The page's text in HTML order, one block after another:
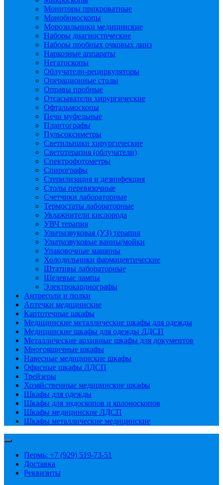
Мониторы прикроватные
Монобиноскопы
Морозильники медицинские
Наборы диагностические
Наборы пробных очковых линз
Наркозные аппараты
Негатоскопы
Облучатели-рециркуляторы
Операционные столы
Оправы пробные
Отсасыватели хирургические
Офтальмоскопы
Печи муфельные
Плантографы
Пульсоксиметры
Светильники хирургические
Светотерапия (облучатели)
Спектрофотометры
Спирографы
Стерилизация и дезинфекция
Столы перевязочные
Счетчики лабораторные
Термостаты лабораторные
Увлажнители кислорода
УВЧ терапия
Ультразвуковая (УЗ) терапия
Ультразвуковые ванны/мойки
Упаковочные машины
Холодильники фармацевтические
Штативы лабораторные
Щелевые лампы
Электрокардиографы
Антресоли и полки
Аптечки медицинские
Картотечные шкафы
Медицинские металлические шкафы для одежды
Медицинские шкафы для одежды ЛДСП
Металлические архивные шкафы для документов
Многоящичные шкафы
Навесные медицинские шкафы
Офисные шкафы ЛДСП
Трейзеры
Хозяйственные медицинские шкафы
Шкафы для одежды
Шкафы для эндоскопов и колоноскопов
Шкафы медицинские ЛДСП
Шкафы металлические медицинские
Пермь: +7 (929) 519-73-51
Доставка
Реквизиты